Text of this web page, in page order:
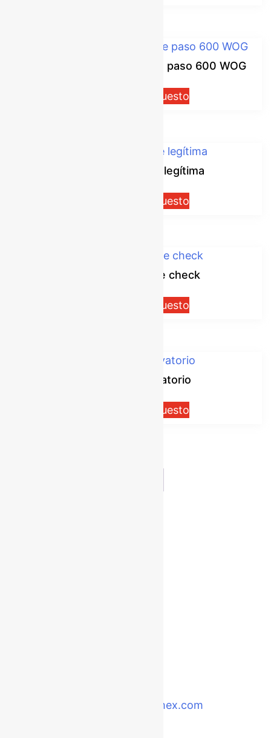
Válvula de media vuelta de paso 600 WOG
Solicitar presupuesto
Válvula Red White legítima
Solicitar presupuesto
Válvula Red White check
Solicitar presupuesto
Válvula para lavatorio
Solicitar presupuesto
pedidos@schecomex.com